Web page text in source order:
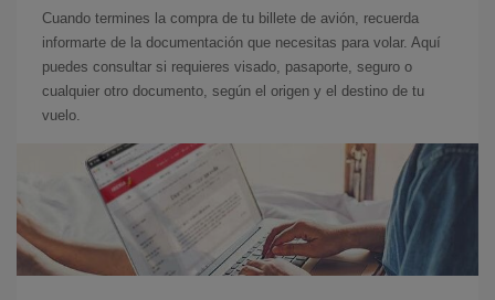
Cuando termines la compra de tu billete de avión, recuerda
informarte de la documentación que necesitas para volar. Aquí
puedes consultar si requieres visado, pasaporte, seguro o
cualquier otro documento, según el origen y el destino de tu
vuelo.